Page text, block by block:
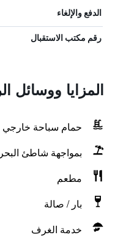
الدفع والإلغاء
رقم مكتب الاستقبال
المزايا ووسائل
حمام سباحة خارجي
بمواجهة شاطئ البحر
مطعم
بار / صالة
خدمة الغرف